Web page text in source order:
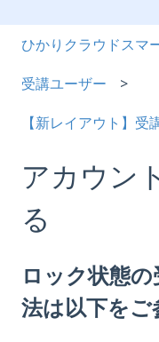
ひかりクラウドスマ
受講ユーザー
【新レイアウト】
アカウン
る
ロック状態
法は以下をご